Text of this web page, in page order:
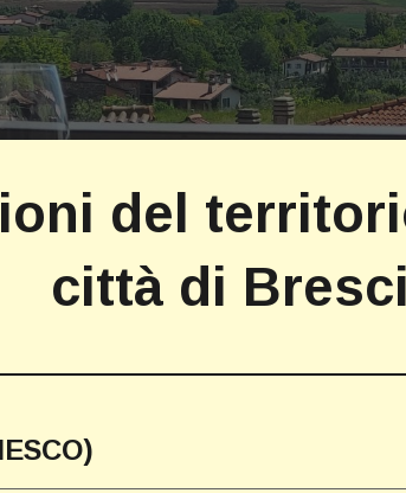
del
città di